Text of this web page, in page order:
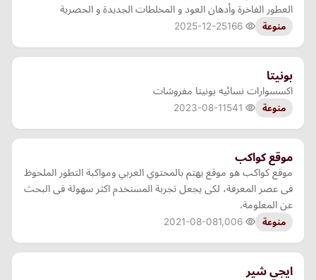
العطور الفاخرة وأدهان العود و المخلطات الجديدة و الحصرية
منوعة 2025-12-25
بونيتا
اكسسوارات نسائيه بونيتا مفروشات
منوعة 2023-08-11
موقع كواكب
موقع كواكب هو موقع يهتم بالمحتوي العربي ومواكبة التطور الملحوظ
فى عصر المعرفة، لكى يجعل تجربة المستخدم اكثر سهولة فى البحث
عن المعلومة.
منوعة 2021-08-08
ايجي شير